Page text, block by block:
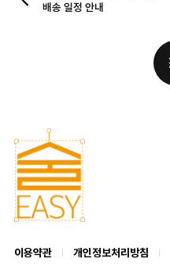
배송 일정 안내
이용약관 개인정보처리방침